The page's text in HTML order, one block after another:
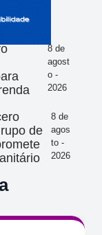
8 de
agost
o -
2026
de
8 de
agos
to -
2026